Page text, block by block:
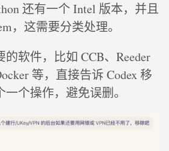
还有一个 Intel 版本，并且
，这需要分类处理。
软件，比如 CCB、Reeder
等，直接告诉 Codex 移
个操作，避免误删。